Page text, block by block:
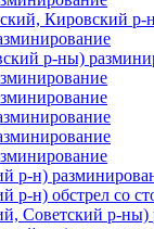
Кировский
р-ны)
р-н)
р-н) обстрел со
Советский р-